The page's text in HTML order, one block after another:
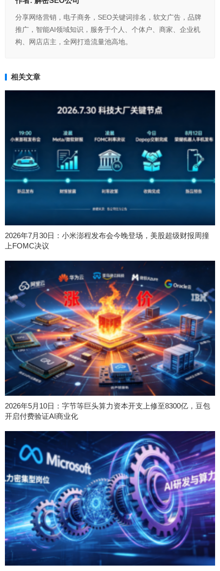
分享网络营销，电子商务，SEO关键词排名，软文广告，品牌
推广，智能AI领域知识，服务于个人、个体户、商家、企业机
构、网店店主，全网打造流量池高地。
相关文章
2026年7月30日：小米澎程发布会今晚登场，美股超级财报周撞
上FOMC决议
2026年5月10日：字节等巨头算力资本开支上修至8300亿，豆包
开启付费验证AI商业化